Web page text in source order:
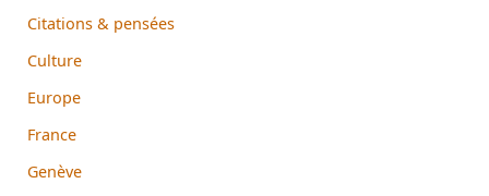
Citations & pensées
Culture
Europe
France
Genève